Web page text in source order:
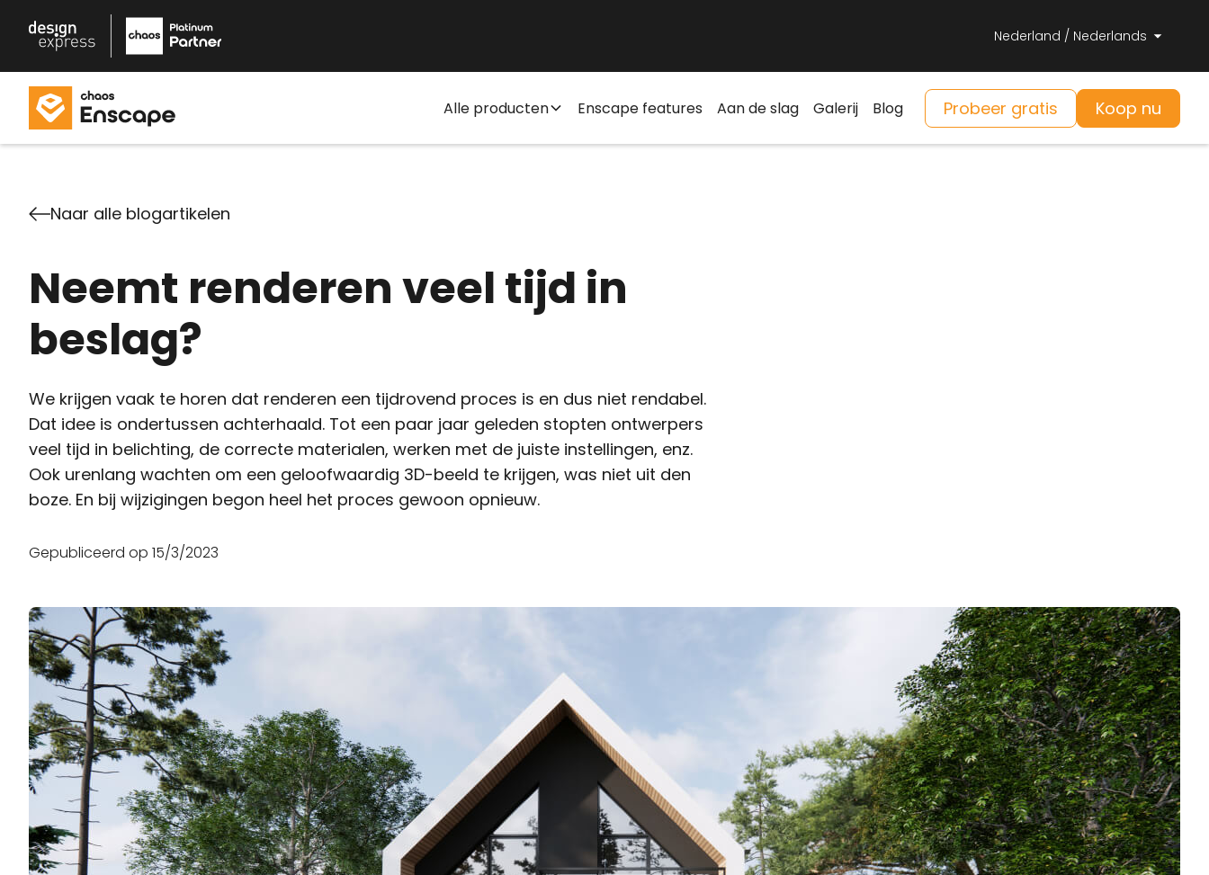
Nederland / Nederlands
Alle producten Enscape features Aan de slag Galerij Blog Probeer gratis Koop nu
Naar alle blogartikelen
Neemt renderen veel tijd in
beslag?
We krijgen vaak te horen dat renderen een tijdrovend proces is en dus niet rendabel.
Dat idee is ondertussen achterhaald. Tot een paar jaar geleden stopten ontwerpers
veel tijd in belichting, de correcte materialen, werken met de juiste instellingen, enz.
Ook urenlang wachten om een geloofwaardig 3D-beeld te krijgen, was niet uit den
boze. En bij wijzigingen begon heel het proces gewoon opnieuw.
Gepubliceerd op 15/3/2023